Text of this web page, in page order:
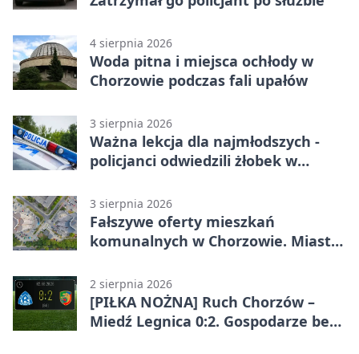
4 sierpnia 2026
Woda pitna i miejsca ochłody w
Chorzowie podczas fali upałów
3 sierpnia 2026
Ważna lekcja dla najmłodszych -
policjanci odwiedzili żłobek w
3 sierpnia 2026
Fałszywe oferty mieszkań
komunalnych w Chorzowie. Miasto
2 sierpnia 2026
[PIŁKA NOŻNA] Ruch Chorzów –
Miedź Legnica 0:2. Gospodarze bez